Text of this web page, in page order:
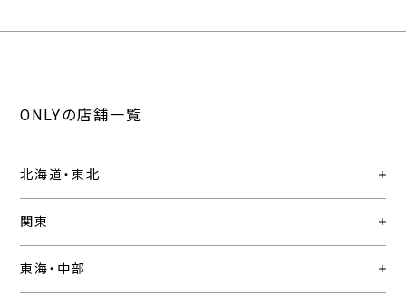
ONLYの店舗一覧
北海道・東北
関東
東海・中部